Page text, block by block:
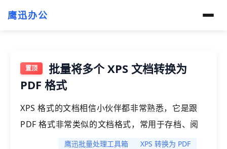
鹰迅办公
批量将多个 XPS 文档转换为
PDF 格式
XPS 格式的文档相信小伙伴都非常熟悉，它是跟
PDF 格式非常类似的文档格式，常用于存档、阅
读、浏览等场景使用。今天就给大家介绍一下如何
鹰迅批量处理工具箱
XPS 转换为 PDF